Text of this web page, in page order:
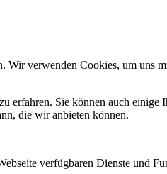
verwenden Cookies, um uns
erfahren. Sie können auch
die wir anbieten können.
verfügbaren Dienste und